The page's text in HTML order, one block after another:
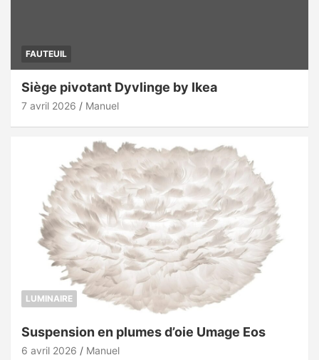
FAUTEUIL
Siège pivotant Dyvlinge by Ikea
7 avril 2026 Manuel
LUMINAIRE
Suspension en plumes d’oie Umage Eos
6 avril 2026 Manuel